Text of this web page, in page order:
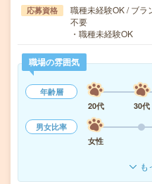
応募資格
職種未経験OK / ブラ
不要
・職種未経験OK
職場の雰囲気
年齢層
20代
30代
男女比率
女性
も